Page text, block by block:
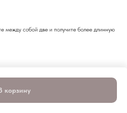
корзину
между собой две и получите более длинную